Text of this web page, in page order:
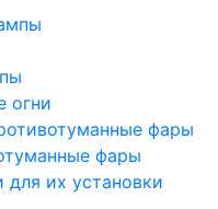
огни
фары
фары
для их установки